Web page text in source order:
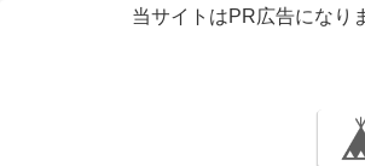
当サイトはPR広告になり